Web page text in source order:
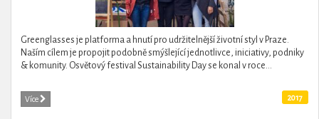
Greenglasses je platforma a hnutí pro udržitelnější životní styl v Praze.
Naším cílem je propojit podobně smýšlející jednotlivce, iniciativy, podniky
& komunity. Osvětový festival Sustainability Day se konal v roce...
Více 2017